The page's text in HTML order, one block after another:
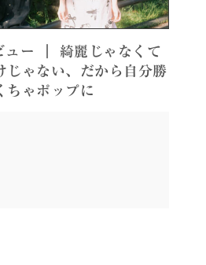
ュー ｜ 綺麗じゃなくて
じゃない、だから自分勝
ちゃポップに